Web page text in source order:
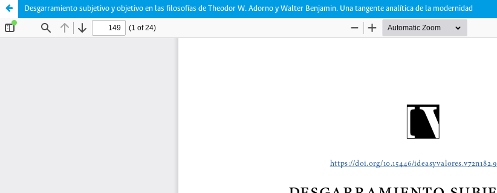
Desgarramiento subjetivo y objetivo en las filosofías de Theodor W. Adorno y Walter Benjamin. Una tangente analítica de la modernidad